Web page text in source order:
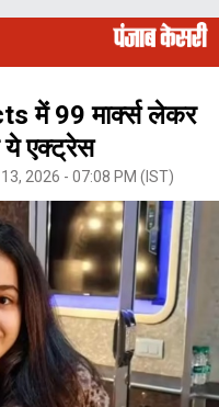
में 99 मार्क्‍स लेकर
ये एक्ट्रेस
2026 - 07:08 PM (IST)